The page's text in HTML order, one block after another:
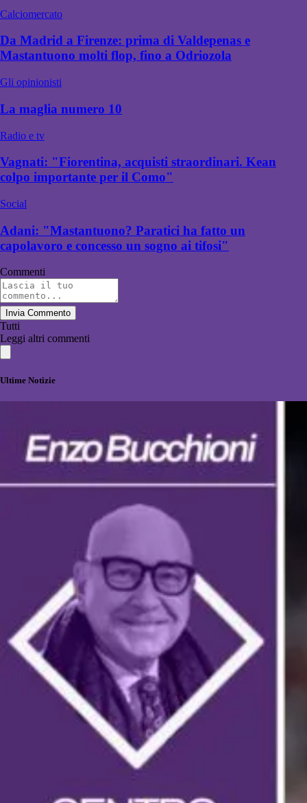
Calciomercato
Da Madrid a Firenze: prima di Valdepenas e
Mastantuono molti flop, fino a Odriozola
Gli opinionisti
La maglia numero 10
Radio e tv
Vagnati: "Fiorentina, acquisti straordinari. Kean
colpo importante per il Como"
Social
Adani: "Mastantuono? Paratici ha fatto un
capolavoro e concesso un sogno ai tifosi"
Commenti
Invia Commento
Tutti
Leggi altri commenti
Ultime Notizie